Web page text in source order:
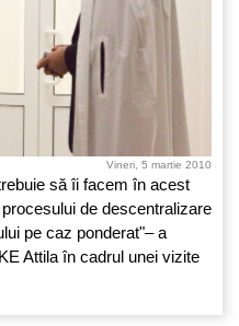
Vineri, 5 martie 2010
să îi facem în acest
de descentralizare
pe caz ponderat"– a
Attila în cadrul unei vizite